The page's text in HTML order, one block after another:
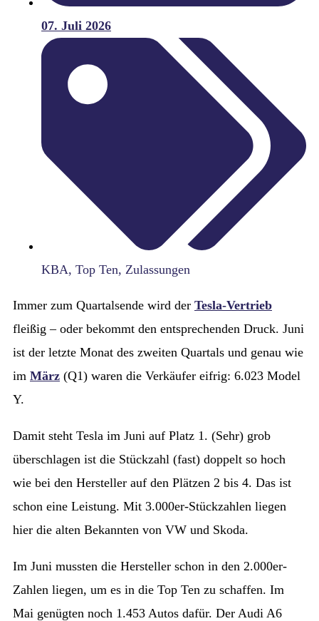
07. Juli 2026
KBA, Top Ten, Zulassungen
Immer zum Quartalsende wird der Tesla-Vertrieb
fleißig – oder bekommt den entsprechenden Druck. Juni
ist der letzte Monat des zweiten Quartals und genau wie
im März (Q1) waren die Verkäufer eifrig: 6.023 Model
Y.
Damit steht Tesla im Juni auf Platz 1. (Sehr) grob
überschlagen ist die Stückzahl (fast) doppelt so hoch
wie bei den Hersteller auf den Plätzen 2 bis 4. Das ist
schon eine Leistung. Mit 3.000er-Stückzahlen liegen
hier die alten Bekannten von VW und Skoda.
Im Juni mussten die Hersteller schon in den 2.000er-
Zahlen liegen, um es in die Top Ten zu schaffen. Im
Mai genügten noch 1.453 Autos dafür. Der Audi A6